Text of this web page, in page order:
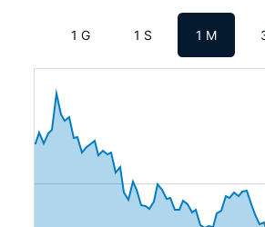
1 G 1 S 1 M